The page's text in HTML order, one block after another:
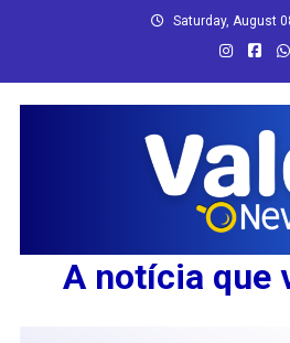
Saturday, August
A notícia que